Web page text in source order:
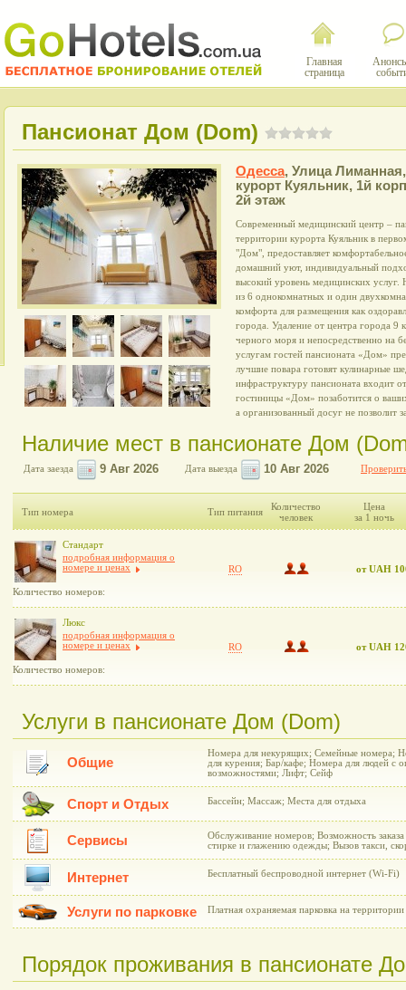
Главная
страница
Пансионат Дом (Dom)
Одесса, Улица Лиманная,
курорт Куяльник, 1й
2й этаж
Современный медицинский центр –
территории курорта Куяльник в
"Дом", предоставляет
домашний уют, индивидуальный
высокий уровень медицинских
из 6 однокомнатных и один
комфорта для размещения как
города. Удаление от центра города 9
черного моря и непосредственно на
услугам гостей пансионата «Дом»
лучшие повара готовят кулинарные
инфраструктуру пансионата входит
гостиницы «Дом» позаботится о
а организованный досуг не позволит
Наличие мест в пансионате Дом
Дата заезда Дата выезда
Тип номера Тип питания
Количество
человек
Цена
за 1 ночь
Стандарт
подробная информация о
номере и ценах
Количество номеров:
RO от UAH
Люкс
подробная информация о
номере и ценах
Количество номеров:
RO от UAH
Услуги в пансионате Дом (Dom)
Общие
Номера для некурящих; Семейные номера;
для курения; Бар/кафе; Номера для людей с
возможностями; Лифт; Сейф
Спорт и Отдых Бассейн; Массаж; Места для отдыха
Сервисы
Обслуживание номеров; Возможность
стирке и глажению одежды; Вызов такси,
Интернет Бесплатный беспроводной интернет (Wi-Fi)
Услуги по парковке Платная охраняемая парковка на территории
Порядок проживания в пансионате